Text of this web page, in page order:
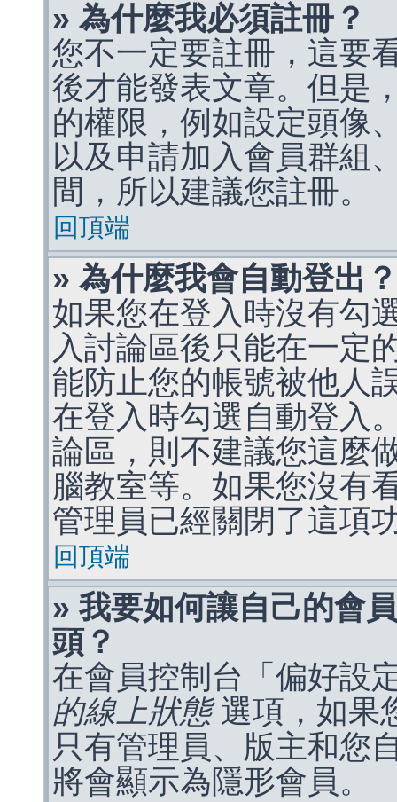
» 為什麼我必須註冊？
您不一定要註冊，這要
後才能發表文章。但是
的權限，例如設定頭像
以及申請加入會員群組
間，所以建議您註冊。
回頂端
» 為什麼我會自動登出？
如果您在登入時沒有勾
入討論區後只能在一定
能防止您的帳號被他人
在登入時勾選自動登入
論區，則不建議您這麼
腦教室等。如果您沒有
管理員已經關閉了這項
回頂端
» 我要如何讓自己的會
頭？
在會員控制台「偏好設
的線上狀態選項，如果
只有管理員、版主和您
將會顯示為隱形會員。